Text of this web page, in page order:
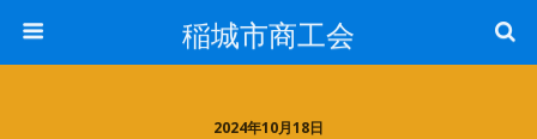
稲城市商工会
2024年10月18日